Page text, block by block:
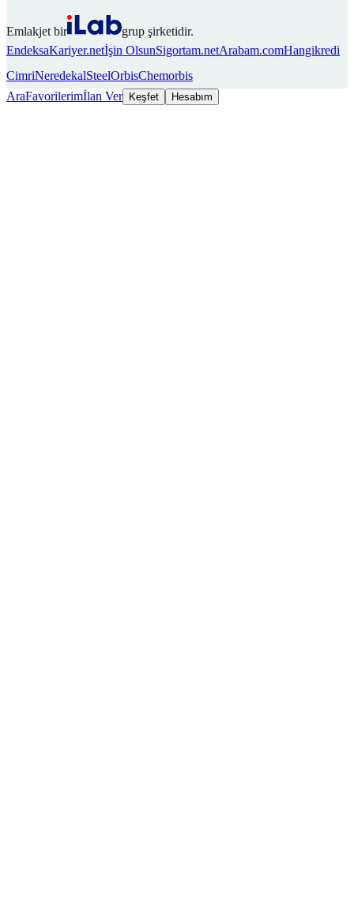
Emlakjet bir
grup şirketidir.
EndeksaKariyer.netİşin OlsunSigortam.netArabam.comHangikredi
CimriNeredekalSteelOrbisChemorbis
AraFavorilerimİlan Ver Keşfet Hesabım